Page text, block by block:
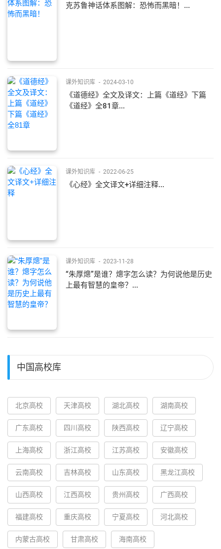
克苏鲁神话体系图解：恐怖而黑暗！...
课外知识库 - 2024-03-10
《道德经》全文及译文：上篇《道经》下篇
《道经》全81章...
课外知识库 - 2022-06-25
《心经》全文译文+详细注释...
课外知识库 - 2023-11-28
“朱厚熜”是谁？熜字怎么读？为何说他是历史
上最有智慧的皇帝？...
中国高校库
北京高校 天津高校 湖北高校 湖南高校
广东高校 四川高校 陕西高校 辽宁高校
上海高校 浙江高校 江苏高校 安徽高校
云南高校 吉林高校 山东高校 黑龙江高校
山西高校 江西高校 贵州高校 广西高校
福建高校 重庆高校 宁夏高校 河北高校
内蒙古高校 甘肃高校 海南高校